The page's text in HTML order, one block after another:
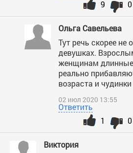
0
9
Ольга Савельева
Тут речь скорее не о
девушках.
женщинам
реально
возраста и чудинки
02 июл 2020 13:55
Ответить
0
1
Виктория